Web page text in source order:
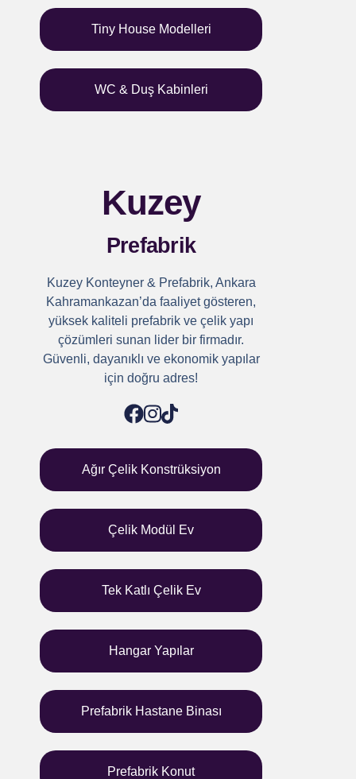
Tiny House Modelleri
WC & Duş Kabinleri
Kuzey
Prefabrik
Kuzey Konteyner & Prefabrik, Ankara
Kahramankazan’da faaliyet gösteren,
yüksek kaliteli prefabrik ve çelik yapı
çözümleri sunan lider bir firmadır.
Güvenli, dayanıklı ve ekonomik yapılar
için doğru adres!
Ağır Çelik Konstrüksiyon
Çelik Modül Ev
Tek Katlı Çelik Ev
Hangar Yapılar
Prefabrik Hastane Binası
Prefabrik Konut